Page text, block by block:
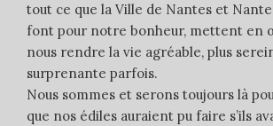
tout ce que la Ville de Nantes et
font pour notre bonheur, mettent en
nous rendre la vie agréable, plus
surprenante parfois.
Nous sommes et serons toujours là
que nos édiles auraient pu faire s’ils